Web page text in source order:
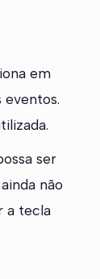
em
eventos.
ser
não
a tecla